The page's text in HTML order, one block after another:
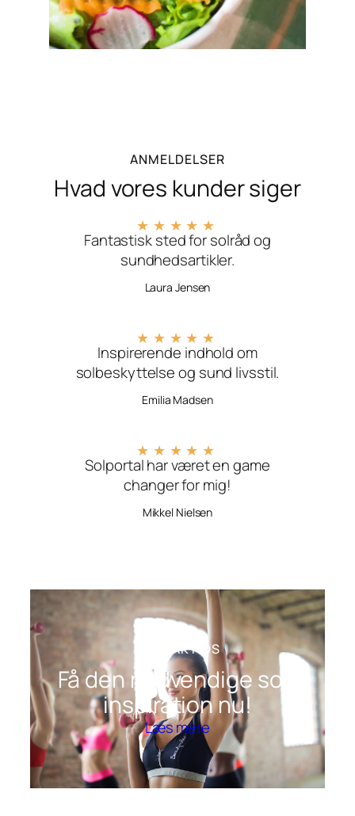
ANMELDELSER
Hvad vores kunder siger
★ ★ ★ ★ ★
Fantastisk sted for solråd og
sundhedsartikler.
Laura Jensen
★ ★ ★ ★ ★
Inspirerende indhold om
solbeskyttelse og sund livsstil.
Emilia Madsen
★ ★ ★ ★ ★
Solportal har været en game
changer for mig!
Mikkel Nielsen
KONTAKT OS
Få den nødvendige sol-
inspiration nu!
Læs mere